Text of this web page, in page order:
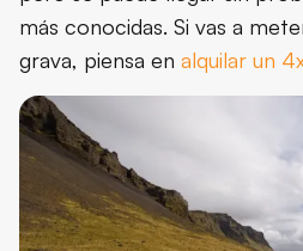
más conocidas. Si vas a
grava, piensa en alquilar un